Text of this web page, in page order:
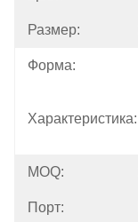
Размер:
Форма:
Характеристика:
MOQ:
Порт: